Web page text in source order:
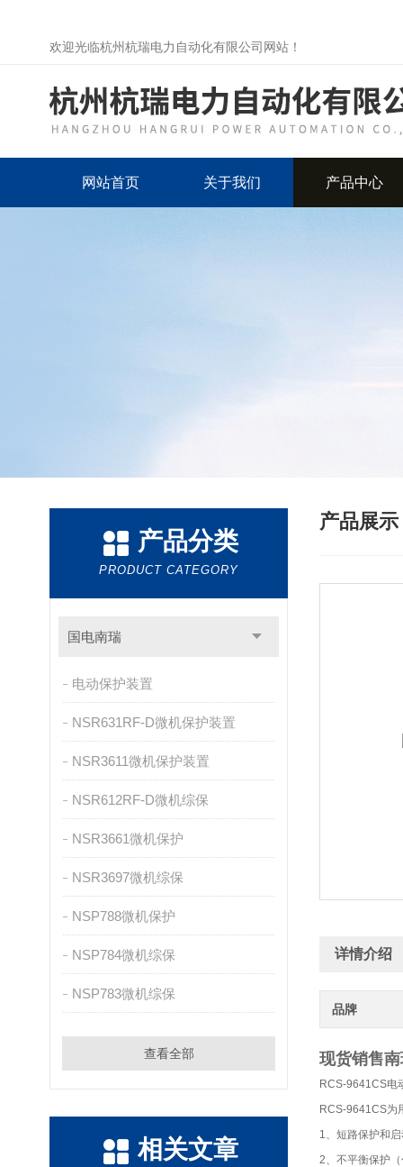
欢迎光临杭州杭瑞电力自动化有限公司网站！
网站首页 关于我们 产品中心
产品分类
PRODUCT CATEGORY
国电南瑞
电动保护装置
NSR631RF-D微机保护装置
NSR3611微机保护装置
NSR612RF-D微机综保
NSR3661微机保护
NSR3697微机综保
NSP788微机保护
NSP784微机综保
NSP783微机综保
查看全部
相关文章
产品展示
详情介绍
品牌
现货销售
RCS-9641CS电
RCS-9641CS为
1、短路保护和
2、不平衡保护